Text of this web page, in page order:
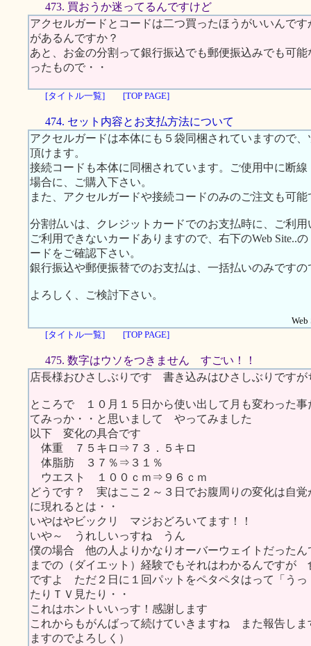
473. 買おうか迷ってるんですけど
アクセルガードとコードは二つ買ったほうがいいんで
があるんですか？
あと、お金の分割って銀行振込でも郵便振込みでも可
ったもので・・
[タイトル一覧] [TOP PAGE]
474. セット内容とお支払方法について
アクセルガードは本体にも５袋同梱されていますので
頂けます。
接続コードも本体に同梱されています。ご使用中に断
場合に、ご購入下さい。
また、アクセルガードや接続コードのみのご注文も可能
分割払いは、クレジットカードでのお支払時に、ご利
ご利用できないカードありますので、右下のWeb Site..
ードをご確認下さい。
銀行振込や郵便振替でのお支払は、一括払いのみです
よろしく、ご検討下さい。
Web
[タイトル一覧]
[TOP PAGE]
475. 数字はウソをつきません すごい！！
店長様おひさしぶりです 書き込みはひさしぶりです
ところで １０月１５日から使い出して月も変わった
てみっか・・と思いまして やってみました
以下 変化の具合です
体重 ７５キロ⇒７３．５キロ
体脂肪 ３７％⇒３１％
ウエスト １００ｃｍ⇒９６ｃｍ
どうです？ 実はここ２～３日でお腹周りの変化は自
に現れるとは・・
いやはやビックリ マジおどろいてます！！
いや～ うれしいっすね うん
僕の場合 他の人よりかなりオーバーウェイトだった
までの（ダイエット）経験でもそれはわかるんですが
ですよ ただ２日に１回パットをペタペタはって「うっ
たりＴＶ見たり・・
これはホントいいっす！感謝します
これからもがんばって続けていきますね また報告し
ますのでよろしく）